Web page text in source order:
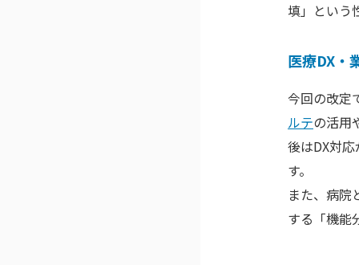
填」という
医療DX・
今回の改定
ルテの活用
後はDX対
す。
また、病院
する「機能